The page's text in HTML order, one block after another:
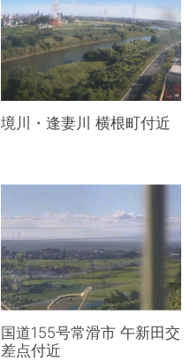
境川・逢妻川 横根町付近
国道155号常滑市 午新田交
差点付近